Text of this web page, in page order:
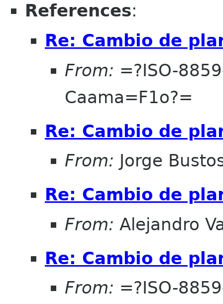
References:
Re: Cambio de
From: =?ISO-
Caama=F1o?=
Re: Cambio de
From: Jorge
Re: Cambio de
From: Alejandro
Re: Cambio de
From: =?ISO-